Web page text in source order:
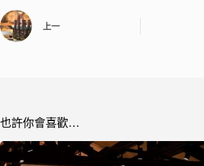
上一
也許你會喜歡…